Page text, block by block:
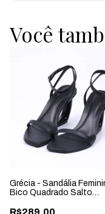
Você
Grécia - Sandália
Bico Quadrado Salto
R$289,00